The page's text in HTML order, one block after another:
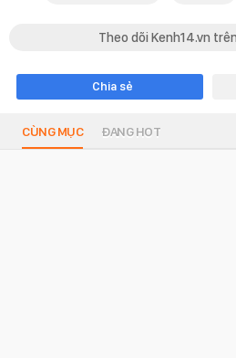
Theo dõi Kenh14.vn trên
Chia sẻ
CÙNG MỤC ĐANG HOT